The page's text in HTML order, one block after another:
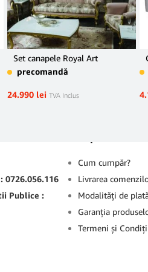
Set canapele Royal Art
precomandă
24.990 lei TVA Inclus
0726.056.116
Publice :
Cum cumpăr?
Livrarea
Modalităţi de
Garanţia
Termeni şi